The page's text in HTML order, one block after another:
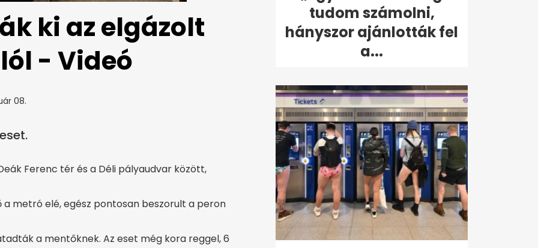
ki az elgázolt
- Videó
08.
Ferenc tér és a Déli pályaudvar között,
metró elé, egész pontosan beszorult a peron
a mentőknek. Az eset még kora reggel, 6
tudom számolni,
hányszor ajánlották fel
a...